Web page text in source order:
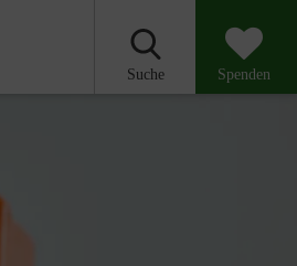
Suche Spenden